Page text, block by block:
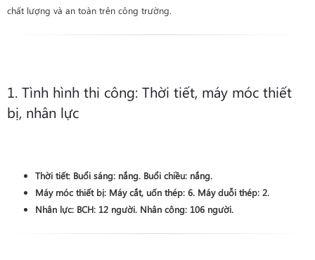
chất lượng và an toàn trên công trường.
1. Tình hình thi công: Thời tiết, máy móc thiết
bị, nhân lực
Thời tiết: Buổi sáng: nắng. Buổi chiều: nắng.
Máy móc thiết bị: Máy cắt, uốn thép: 6. Máy duỗi thép: 2.
Nhân lực: BCH: 12 người. Nhân công: 106 người.